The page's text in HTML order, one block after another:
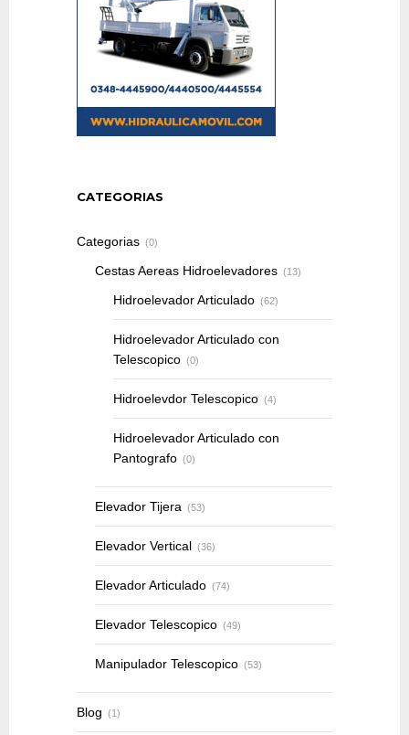
CATEGORIAS
Categorias (0)
Cestas Aereas Hidroelevadores (13)
Hidroelevador Articulado (62)
Hidroelevador Articulado con
Telescopico (0)
Hidroelevdor Telescopico (4)
Hidroelevador Articulado con
Pantografo (0)
Elevador Tijera (53)
Elevador Vertical (36)
Elevador Articulado (74)
Elevador Telescopico (49)
Manipulador Telescopico (53)
Blog (1)